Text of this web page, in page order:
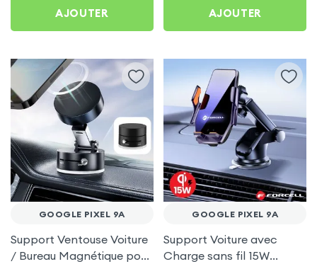
AJOUTER AJOUTER
GOOGLE PIXEL 9A
Support Ventouse Voiture
/ Bureau Magnétique pour
GOOGLE PIXEL 9A
Support Voiture avec
Charge sans fil 15W